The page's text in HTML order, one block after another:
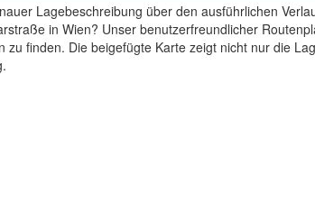
Lagebeschreibung über den ausführlichen
in Wien? Unser benutzerfreundlicher
finden. Die beigefügte Karte zeigt nicht nur die